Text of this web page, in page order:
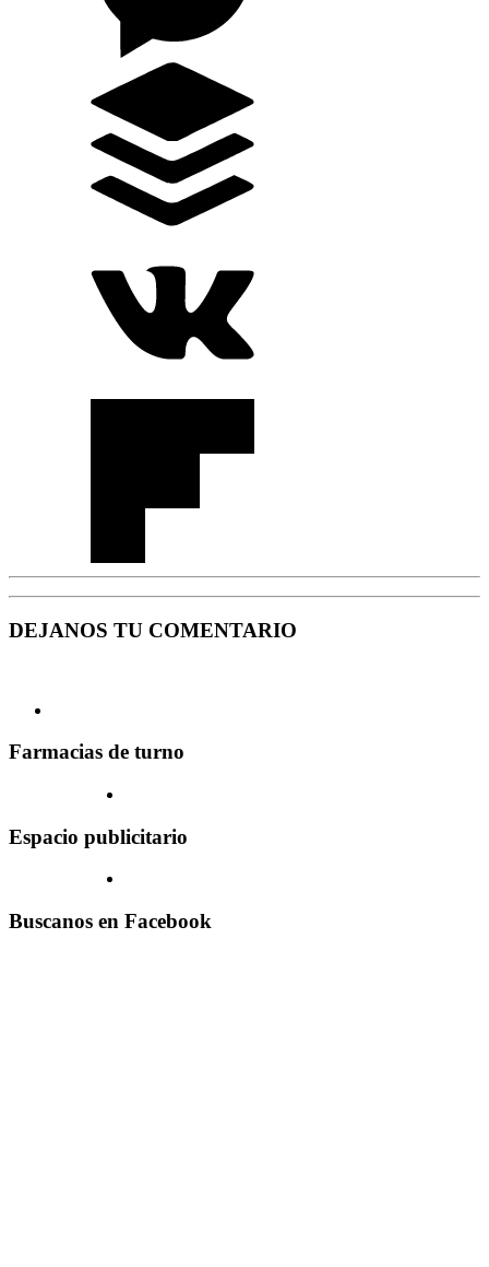
DEJANOS TU COMENTARIO
Farmacias de turno
Espacio publicitario
Buscanos en Facebook